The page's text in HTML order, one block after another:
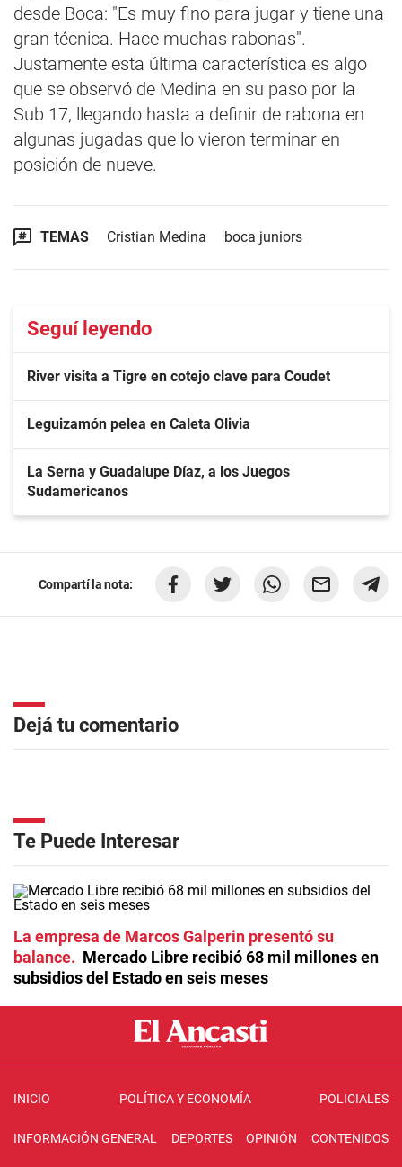
desde Boca: "Es muy fino para jugar y tiene una
gran técnica. Hace muchas rabonas".
Justamente esta última característica es algo
que se observó de Medina en su paso por la
Sub 17, llegando hasta a definir de rabona en
algunas jugadas que lo vieron terminar en
posición de nueve.
TEMAS Cristian Medina boca juniors
Seguí leyendo
River visita a Tigre en cotejo clave para Coudet
Leguizamón pelea en Caleta Olivia
La Serna y Guadalupe Díaz, a los Juegos
Sudamericanos
Compartí la nota:
Dejá tu comentario
Te Puede Interesar
La empresa de Marcos Galperin presentó su
balance
Mercado Libre recibió 68 mil millones en
subsidios del Estado en seis meses
INICIO POLÍTICA Y ECONOMÍA POLICIALES
INFORMACIÓN GENERAL DEPORTES OPINIÓN CONTENIDOS